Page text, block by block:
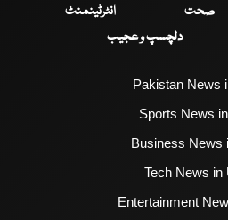
صحت
انٹرٹینمنٹ
دلچسپ و عجیب
Pakistan News
Sports News
Business News
Tech News in
Entertainment